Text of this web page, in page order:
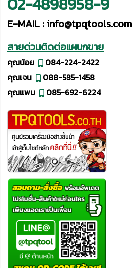
E-MAIL :info@tpqtools.com
สายด่วนติดต่อแผนกขาย
คุณน้อย
084-224-2422
คุณเจน
088-585-1458
คุณแพม
085-692-6224